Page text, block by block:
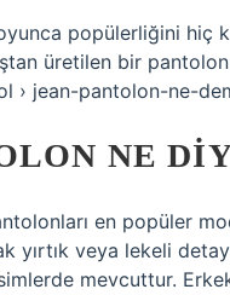
popülerliğini hiç
üretilen bir
› jean-pantolon-ne-
NE
en popüler
yırtık veya lekeli
mevcuttur.